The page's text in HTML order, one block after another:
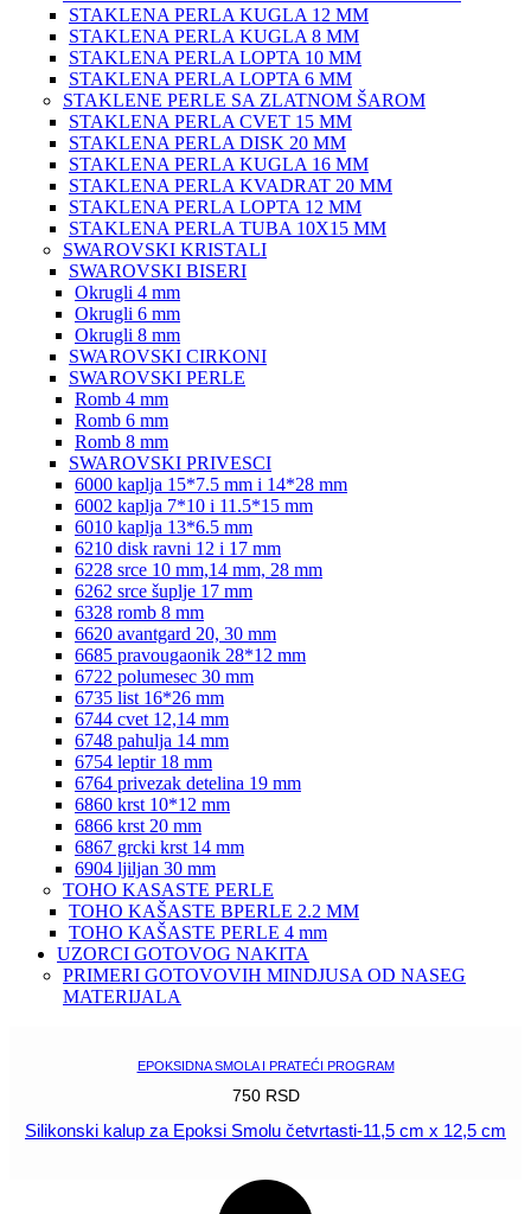
STAKLENA PERLA KUGLA 12 MM
STAKLENA PERLA KUGLA 8 MM
STAKLENA PERLA LOPTA 10 MM
STAKLENA PERLA LOPTA 6 MM
STAKLENE PERLE SA ZLATNOM ŠAROM
STAKLENA PERLA CVET 15 MM
STAKLENA PERLA DISK 20 MM
STAKLENA PERLA KUGLA 16 MM
STAKLENA PERLA KVADRAT 20 MM
STAKLENA PERLA LOPTA 12 MM
STAKLENA PERLA TUBA 10X15 MM
SWAROVSKI KRISTALI
SWAROVSKI BISERI
Okrugli 4 mm
Okrugli 6 mm
Okrugli 8 mm
SWAROVSKI CIRKONI
SWAROVSKI PERLE
Romb 4 mm
Romb 6 mm
Romb 8 mm
SWAROVSKI PRIVESCI
6000 kaplja 15*7.5 mm i 14*28 mm
6002 kaplja 7*10 i 11.5*15 mm
6010 kaplja 13*6.5 mm
6210 disk ravni 12 i 17 mm
6228 srce 10 mm,14 mm, 28 mm
6262 srce šuplje 17 mm
6328 romb 8 mm
6620 avantgard 20, 30 mm
6685 pravougaonik 28*12 mm
6722 polumesec 30 mm
6735 list 16*26 mm
6744 cvet 12,14 mm
6748 pahulja 14 mm
6754 leptir 18 mm
6764 privezak detelina 19 mm
6860 krst 10*12 mm
6866 krst 20 mm
6867 grcki krst 14 mm
6904 ljiljan 30 mm
TOHO KASASTE PERLE
TOHO KAŠASTE BPERLE 2.2 MM
TOHO KAŠASTE PERLE 4 mm
UZORCI GOTOVOG NAKITA
PRIMERI GOTOVOVIH MINDJUSA OD NASEG
MATERIJALA
EPOKSIDNA SMOLA I PRATEĆI PROGRAM
750 RSD
Silikonski kalup za Epoksi Smolu četvrtasti-11,5 cm x 12,5 cm